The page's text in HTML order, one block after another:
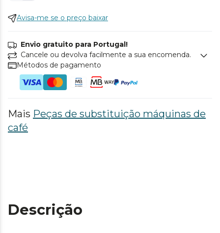
Avisa-me se o preço baixar
Envio gratuito para Portugal!
Cancele ou devolva facilmente a sua encomenda.
Métodos de pagamento
Mais Peças de substituição máquinas de
café
Descrição